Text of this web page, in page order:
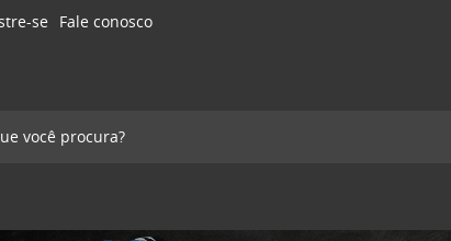
se Fale conosco